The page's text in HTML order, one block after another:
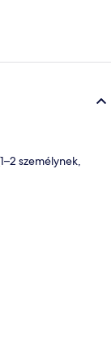
személynek,